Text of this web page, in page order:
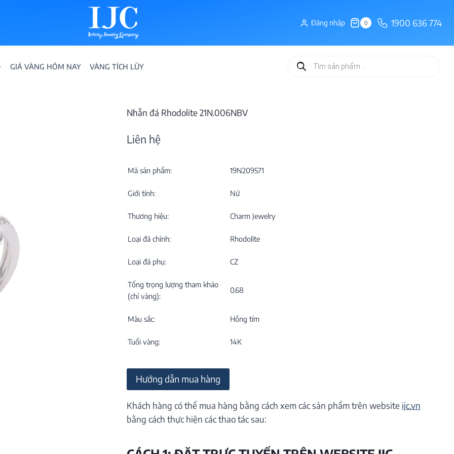
Đăng nhập 0 1900 636 774
GIÁ VÀNG HÔM NAY VÀNG TÍCH LŨY
Tìm
kiếm
Nhẫn đá Rhodolite 21N.006NBV
Liên hệ
Mã sản phẩm: 19N209571
Giới tính: Nữ
Thương hiệu: Charm Jewelry
Loại đá chính: Rhodolite
Loại đá phụ: CZ
Tổng trọng lượng tham khảo
(chỉ vàng):
0.68
Màu sắc: Hồng tím
Tuổi vàng: 14K
Hướng dẫn mua hàng
Khách hàng có thể mua hàng bằng cách xem các sản phẩm trên website ijc.vn
bằng cách thực hiện các thao tác sau: